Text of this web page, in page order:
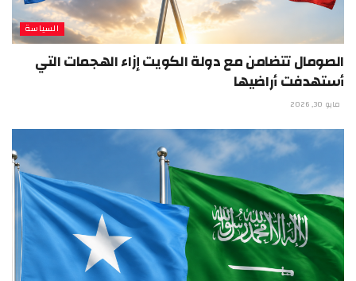
السياسة
الصومال تتضامن مع دولة الكويت إزاء الهجمات التي
أستهدفت أراضيها
مايو 30, 2026